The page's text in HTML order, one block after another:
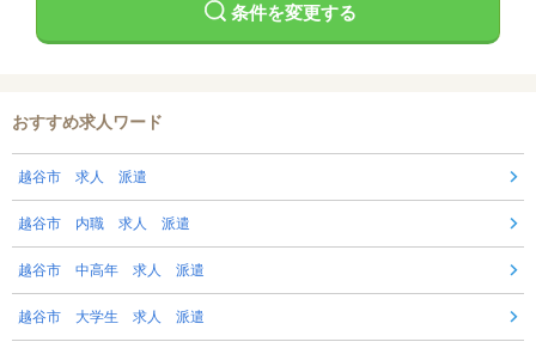
条件を変更する
おすすめ求人ワード
越谷市 求人 派遣
越谷市 内職 求人 派遣
越谷市 中高年 求人 派遣
越谷市 大学生 求人 派遣